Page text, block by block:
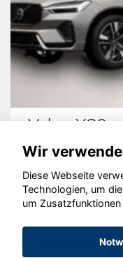
Volvo XC60
©
Wir
Diese Webseite
Technologien, um
um